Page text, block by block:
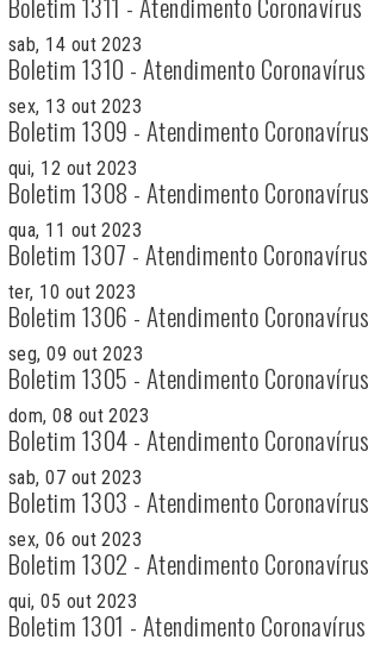
sab, 14 out 2023
Boletim 1310 - Atendimento Coronavírus
sex, 13 out 2023
Boletim 1309 - Atendimento Coronavírus
qui, 12 out 2023
Boletim 1308 - Atendimento Coronavírus
qua, 11 out 2023
Boletim 1307 - Atendimento Coronavírus
ter, 10 out 2023
Boletim 1306 - Atendimento Coronavírus
seg, 09 out 2023
Boletim 1305 - Atendimento Coronavírus
dom, 08 out 2023
Boletim 1304 - Atendimento Coronavírus
sab, 07 out 2023
Boletim 1303 - Atendimento Coronavírus
sex, 06 out 2023
Boletim 1302 - Atendimento Coronavírus
qui, 05 out 2023
Boletim 1301 - Atendimento Coronavírus